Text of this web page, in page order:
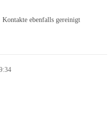
ebenfalls gereinigt